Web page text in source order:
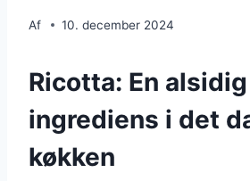
Af 10. december 2024
Ricotta: En alsidig
ingrediens i det
køkken